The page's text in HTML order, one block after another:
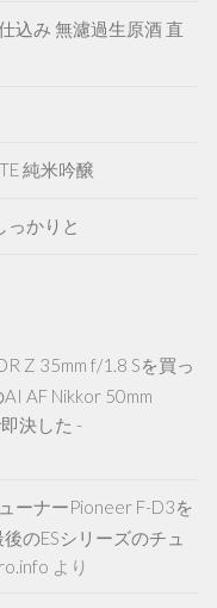
込み 無濾過生原酒 直
純米吟醸
っかりと
Z 35mm f/1.8 Sを買っ
AF Nikkor 50mm
決した -
ーナーPioneer F-D3を
のESシリーズのチュ
より